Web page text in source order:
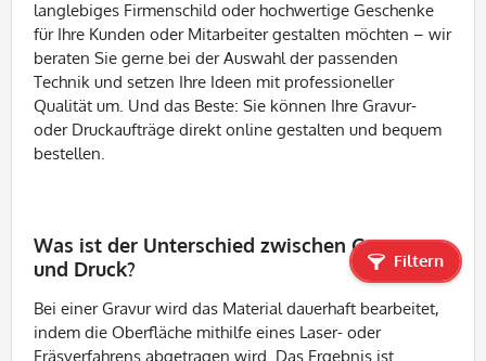
Filtern
langlebiges Firmenschild oder hochwertige Geschenke
für Ihre Kunden oder Mitarbeiter gestalten möchten – wir
beraten Sie gerne bei der Auswahl der passenden
Technik und setzen Ihre Ideen mit professioneller
Qualität um. Und das Beste: Sie können Ihre Gravur-
oder Druckaufträge direkt online gestalten und bequem
bestellen.
Was ist der Unterschied zwischen Gravur
und Druck?
Bei einer Gravur wird das Material dauerhaft bearbeitet,
indem die Oberfläche mithilfe eines Laser- oder
Fräsverfahrens abgetragen wird. Das Ergebnis ist